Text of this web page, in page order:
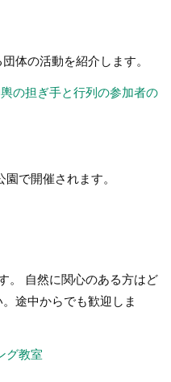
体の活動を紹介します。
の担ぎ手と行列の参加者の
で開催されます。
。 自然に関心のある方はど
途中からでも歓迎しま
グ教室